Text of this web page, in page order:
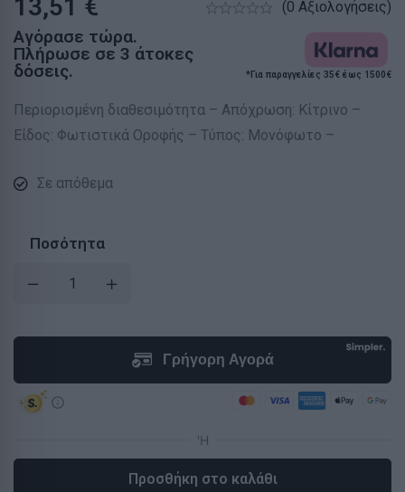
13,51 € (0 Αξιολογήσεις)
Αγόρασε τώρα.
Πλήρωσε σε 3 άτοκες
δόσεις.
*Για παραγγελίες 35€ έως 1500€
Περιορισμένη διαθεσιμότητα – Απόχρωση: Κίτρινο –
Είδος: Φωτιστικά Οροφής – Τύπος: Μονόφωτο –
Σε απόθεμα
Ποσότητα
Προσθήκη στο καλάθι